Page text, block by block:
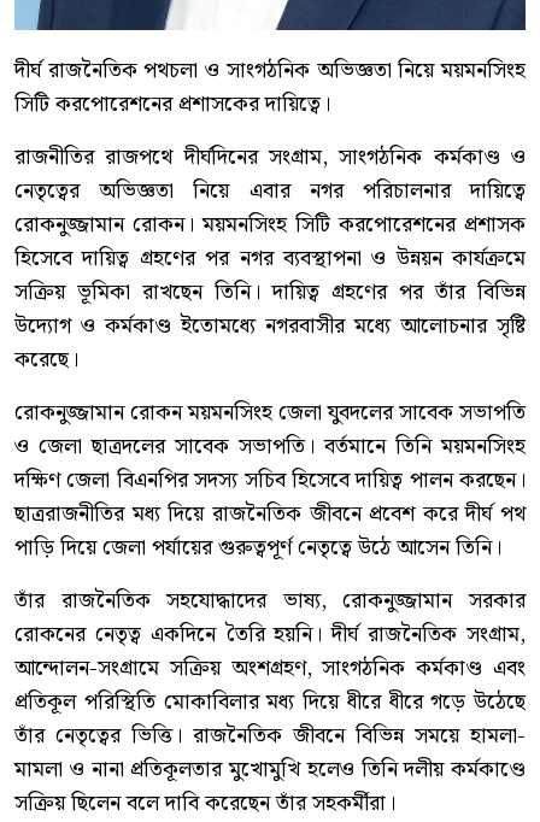
দীর্ঘ রাজনৈতিক পথচলা ও সাংগঠনিক অভিজ্ঞতা নিয়ে ময়মনসিংহ
সিটি করপোরেশনের প্রশাসকের দায়িত্বে।
রাজনীতির রাজপথে দীর্ঘদিনের সংগ্রাম, সাংগঠনিক কর্মকাণ্ড ও
নেতৃত্বের অভিজ্ঞতা নিয়ে এবার নগর পরিচালনার দায়িত্বে
রোকনুজ্জামান রোকন। ময়মনসিংহ সিটি করপোরেশনের প্রশাসক
হিসেবে দায়িত্ব গ্রহণের পর নগর ব্যবস্থাপনা ও উন্নয়ন কার্যক্রমে
সক্রিয় ভূমিকা রাখছেন তিনি। দায়িত্ব গ্রহণের পর তাঁর বিভিন্ন
উদ্যোগ ও কর্মকাণ্ড ইতোমধ্যে নগরবাসীর মধ্যে আলোচনার সৃষ্টি
করেছে।
রোকনুজ্জামান রোকন ময়মনসিংহ জেলা যুবদলের সাবেক সভাপতি
ও জেলা ছাত্রদলের সাবেক সভাপতি। বর্তমানে তিনি ময়মনসিংহ
দক্ষিণ জেলা বিএনপির সদস্য সচিব হিসেবে দায়িত্ব পালন করছেন।
ছাত্ররাজনীতির মধ্য দিয়ে রাজনৈতিক জীবনে প্রবেশ করে দীর্ঘ পথ
পাড়ি দিয়ে জেলা পর্যায়ের গুরুত্বপূর্ণ নেতৃত্বে উঠে আসেন তিনি।
তাঁর রাজনৈতিক সহযোদ্ধাদের ভাষ্য, রোকনুজ্জামান সরকার
রোকনের নেতৃত্ব একদিনে তৈরি হয়নি। দীর্ঘ রাজনৈতিক সংগ্রাম,
আন্দোলন-সংগ্রামে সক্রিয় অংশগ্রহণ, সাংগঠনিক কর্মকাণ্ড এবং
প্রতিকূল পরিস্থিতি মোকাবিলার মধ্য দিয়ে ধীরে ধীরে গড়ে উঠেছে
তাঁর নেতৃত্বের ভিত্তি। রাজনৈতিক জীবনে বিভিন্ন সময়ে হামলা-
মামলা ও নানা প্রতিকূলতার মুখোমুখি হলেও তিনি দলীয় কর্মকাণ্ডে
সক্রিয় ছিলেন বলে দাবি করেছেন তাঁর সহকর্মীরা।